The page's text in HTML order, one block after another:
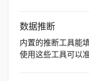
数据推断
内置的推断工具能
使用这些工具可以